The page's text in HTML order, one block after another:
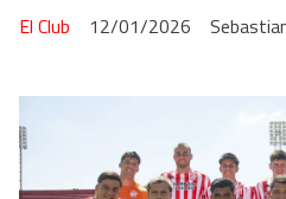
El Club 12/01/2026